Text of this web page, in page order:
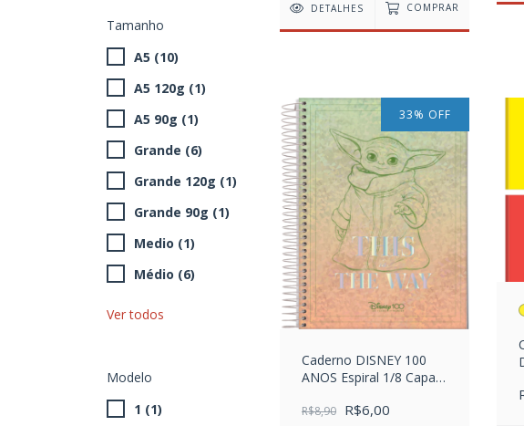
Tamanho
A5 (10)
A5 120g (1)
A5 90g (1)
Grande (6)
Grande 120g (1)
Grande 90g (1)
Medio (1)
Médio (6)
Ver todos
Modelo
1 (1)
DETALHES COMPRAR
33% OFF
Caderno DISNEY 100
ANOS Espiral 1/8 Capa
R$8,90 R$6,00